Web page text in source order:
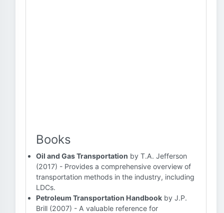
Books
Oil and Gas Transportation by T.A. Jefferson
(2017) - Provides a comprehensive overview of
transportation methods in the industry, including
LDCs.
Petroleum Transportation Handbook by J.P.
Brill (2007) - A valuable reference for